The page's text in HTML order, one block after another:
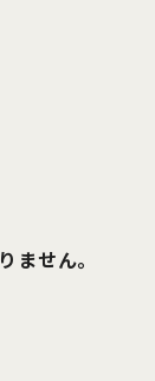
ません。